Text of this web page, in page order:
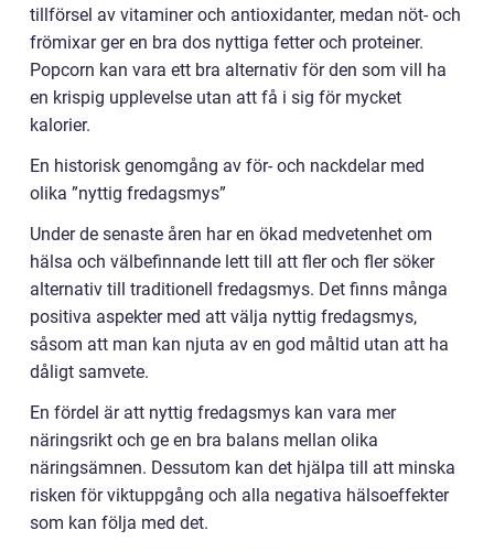
tillförsel av vitaminer och antioxidanter, medan nöt- och
frömixar ger en bra dos nyttiga fetter och proteiner.
Popcorn kan vara ett bra alternativ för den som vill ha
en krispig upplevelse utan att få i sig för mycket
kalorier.
En historisk genomgång av för- och nackdelar med
olika ”nyttig fredagsmys”
Under de senaste åren har en ökad medvetenhet om
hälsa och välbefinnande lett till att fler och fler söker
alternativ till traditionell fredagsmys. Det finns många
positiva aspekter med att välja nyttig fredagsmys,
såsom att man kan njuta av en god måltid utan att ha
dåligt samvete.
En fördel är att nyttig fredagsmys kan vara mer
näringsrikt och ge en bra balans mellan olika
näringsämnen. Dessutom kan det hjälpa till att minska
risken för viktuppgång och alla negativa hälsoeffekter
som kan följa med det.